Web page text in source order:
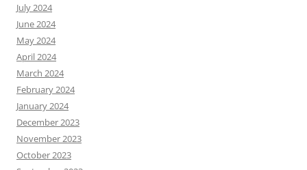
July 2024
June 2024
May 2024
April 2024
March 2024
February 2024
January 2024
December 2023
November 2023
October 2023